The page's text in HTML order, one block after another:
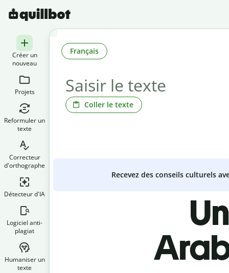
Créer un
nouveau
Projets
Reformuler un
texte
Correcteur
d'orthographe
Détecteur d'IA
Logiciel anti-
plagiat
Humaniser un
texte
Coller le texte
Français
Recevez des conseils culturels